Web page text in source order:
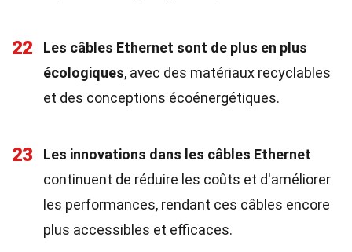
22
Les câbles Ethernet sont de plus en plus
écologiques, avec des matériaux recyclables
et des conceptions écoénergétiques.
23
Les innovations dans les câbles Ethernet
continuent de réduire les coûts et d'améliorer
les performances, rendant ces câbles encore
plus accessibles et efficaces.